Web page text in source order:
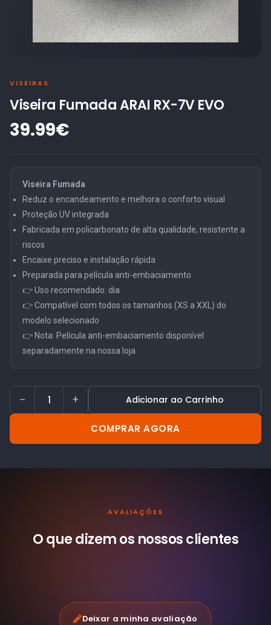
VISEIRAS
Viseira Fumada ARAI RX-7V EVO
39.99€
Viseira Fumada
Reduz o encandeamento e melhora o conforto visual
Proteção UV integrada
Fabricada em policarbonato de alta qualidade, resistente a
riscos
Encaixe preciso e instalação rápida
Preparada para película anti-embaciamento
👉 Uso recomendado: dia
👉 Compatível com todos os tamanhos (XS a XXL) do
modelo selecionado
👉 Nota: Película anti-embaciamento disponível
separadamente na nossa loja
− + Adicionar ao Carrinho
COMPRAR AGORA
AVALIAÇÕES
O que dizem os nossosclientes
Deixar a minha avaliação